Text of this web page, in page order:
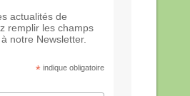
actualités de
remplir les champs
notre Newsletter.
* indique obligatoire